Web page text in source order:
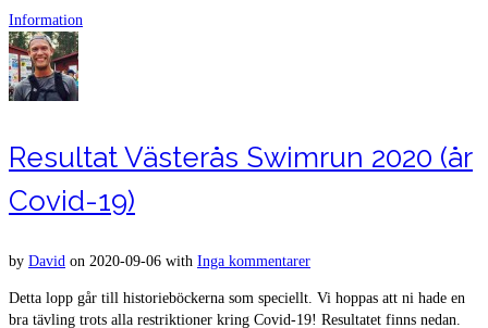
Information
Resultat Västerås Swimrun 2020 (år
Covid-19)
by David on 2020-09-06 with Inga kommentarer
Detta lopp går till historieböckerna som speciellt. Vi hoppas att ni hade en
bra tävling trots alla restriktioner kring Covid-19! Resultatet finns nedan.